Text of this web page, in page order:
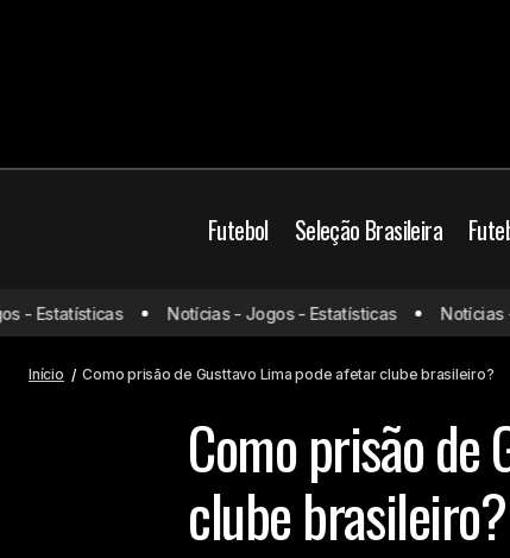
Futebol Seleção Brasileira
Flamengo terá retorno importante para
Copa do Brasil
Estatísticas Notícias - Jogos - Estatísticas Notícias -
Início Como prisão de Gusttavo Lima pode afetar clube brasileiro?
Como prisão de
clube brasileiro?